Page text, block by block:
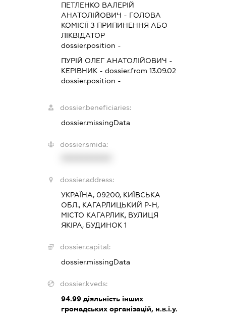
ПЕТЛЕНКО ВАЛЕРІЙ
АНАТОЛІЙОВИЧ - ГОЛОВА
КОМІСІЇ З ПРИПИНЕННЯ АБО
ЛІКВІДАТОР
dossier.position -
ПУРІЙ ОЛЕГ АНАТОЛІЙОВИЧ -
КЕРІВНИК - dossier.from 13.09.02
dossier.position -
dossier.beneficiaries:
dossier.missingData
dossier.smida:
dossier.address:
УКРАЇНА, 09200, КИЇВСЬКА
ОБЛ., КАГАРЛИЦЬКИЙ Р-Н,
МІСТО КАГАРЛИК, ВУЛИЦЯ
ЯКІРА, БУДИНОК 1
dossier.capital:
dossier.missingData
dossier.kveds:
94.99 діяльність інших
громадських організацій, н.в.і.у.